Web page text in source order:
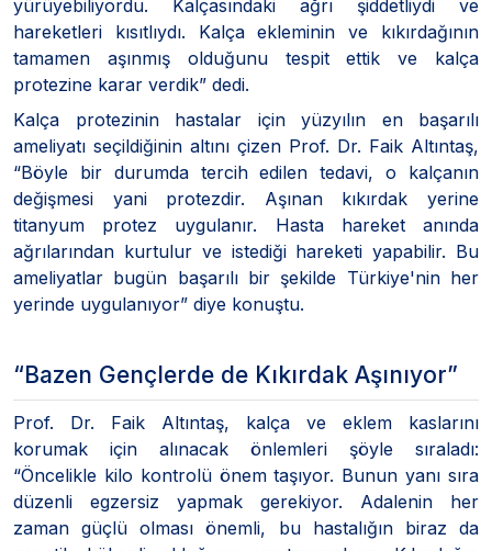
yürüyebiliyordu. Kalçasındaki ağrı şiddetliydi ve
hareketleri kısıtlıydı. Kalça ekleminin ve kıkırdağının
tamamen aşınmış olduğunu tespit ettik ve kalça
protezine karar verdik” dedi.
Kalça protezinin hastalar için yüzyılın en başarılı
ameliyatı seçildiğinin altını çizen Prof. Dr. Faik Altıntaş,
“Böyle bir durumda tercih edilen tedavi, o kalçanın
değişmesi yani protezdir. Aşınan kıkırdak yerine
titanyum protez uygulanır. Hasta hareket anında
ağrılarından kurtulur ve istediği hareketi yapabilir. Bu
ameliyatlar bugün başarılı bir şekilde Türkiye'nin her
yerinde uygulanıyor” diye konuştu.
“Bazen Gençlerde de Kıkırdak Aşınıyor”
Prof. Dr. Faik Altıntaş, kalça ve eklem kaslarını
korumak için alınacak önlemleri şöyle sıraladı:
“Öncelikle kilo kontrolü önem taşıyor. Bunun yanı sıra
düzenli egzersiz yapmak gerekiyor. Adalenin her
zaman güçlü olması önemli, bu hastalığın biraz da